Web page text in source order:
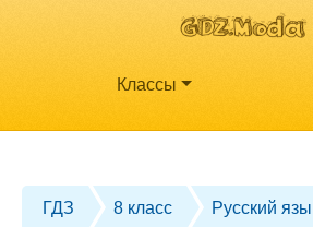
Классы
ГДЗ 8 класс Русский